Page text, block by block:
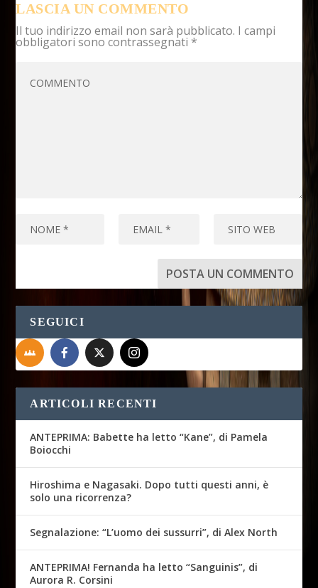
LASCIA UN COMMENTO
Il tuo indirizzo email non sarà pubblicato. I campi
obbligatori sono contrassegnati *
SEGUICI
ARTICOLI RECENTI
ANTEPRIMA: Babette ha letto “Kane”, di Pamela
Boiocchi
Hiroshima e Nagasaki. Dopo tutti questi anni, è
solo una ricorrenza?
Segnalazione: “L’uomo dei sussurri”, di Alex North
ANTEPRIMA! Fernanda ha letto “Sanguinis”, di
Aurora R. Corsini